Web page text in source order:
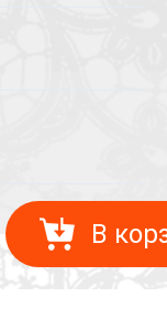
В